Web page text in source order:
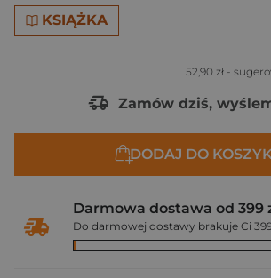
KSIĄŻKA
52,90 zł -
Zamów dziś,
DODAJ DO
Darmowa dostawa od 399
Do darmowej dostawy brakuje Ci